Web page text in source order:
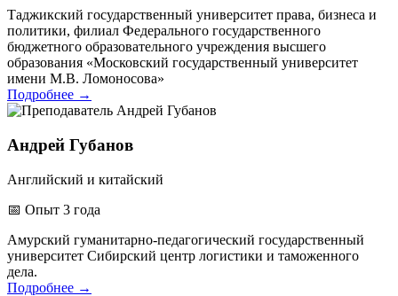
Таджикский государственный университет права, бизнеса и
политики, филиал Федерального государственного
бюджетного образовательного учреждения высшего
образования «Московский государственный университет
имени М.В. Ломоносова»
Подробнее →
Андрей Губанов
Английский и китайский
📅 Опыт 3 года
Амурский гуманитарно-педагогический государственный
университет Сибирский центр логистики и таможенного
дела.
Подробнее →